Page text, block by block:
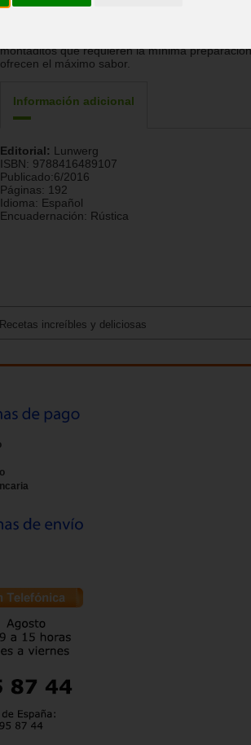
más allá de las patatas, las aceitunas y los
montaditos que requieren la mínima
ofrecen el máximo sabor.
Información adicional
Editorial: Lunwerg
ISBN: 9788416489107
Publicado:6/2016
Páginas: 192
Idioma: Español
Encuadernación: Rústica
increíbles y deliciosas